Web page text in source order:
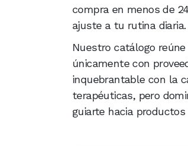
compra en menos de
ajuste a tu rutina diaria.
Nuestro catálogo
únicamente con
inquebrantable con la
terapéuticas, pero
guiarte hacia